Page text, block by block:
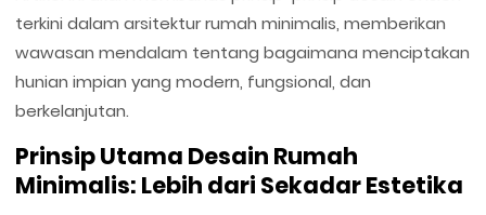
terkini dalam arsitektur rumah minimalis, memberikan
wawasan mendalam tentang bagaimana menciptakan
hunian impian yang modern, fungsional, dan
berkelanjutan.
Prinsip Utama Desain Rumah
Minimalis: Lebih dari Sekadar Estetika